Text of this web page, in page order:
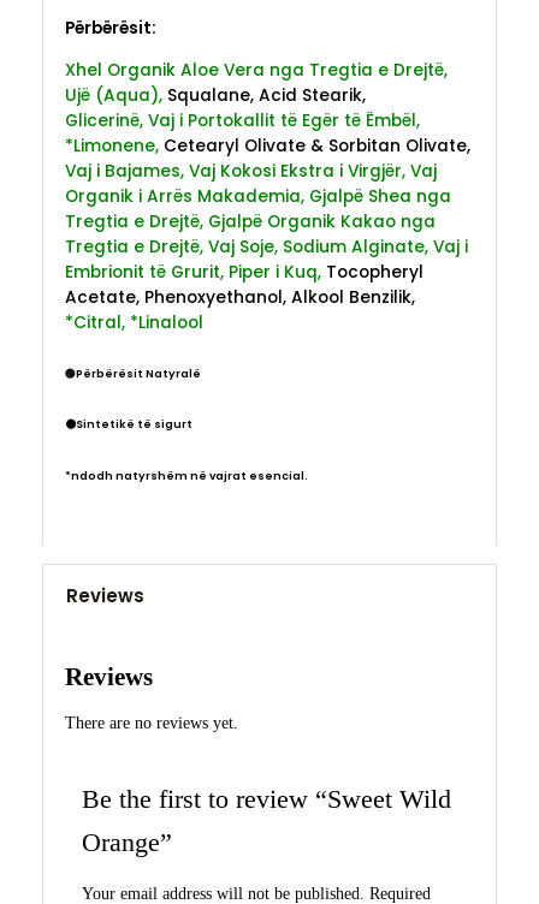
Përbërësit:
Xhel Organik Aloe Vera nga Tregtia e Drejtë,
Ujë (Aqua),Squalane, Acid Stearik,
Glicerinë, Vaj i Portokallit të Egër të Ëmbël,
*Limonene,Cetearyl Olivate & Sorbitan Olivate,
Vaj i Bajames, Vaj Kokosi Ekstra i Virgjër, Vaj
Organik i Arrës Makademia, Gjalpë Shea nga
Tregtia e Drejtë, Gjalpë Organik Kakao nga
Tregtia e Drejtë, Vaj Soje, Sodium Alginate, Vaj i
Embrionit të Grurit, Piper i Kuq,Tocopheryl
Acetate, Phenoxyethanol, Alkool Benzilik,
*Citral, *Linalool
🟢Përbërësit Natyralë
⚫Sintetikë të sigurt
*ndodh natyrshëm në vajrat esencial.
Reviews
Reviews
There are no reviews yet.
Be the first to review “Sweet Wild
Orange”
Your email address will not be published. Required